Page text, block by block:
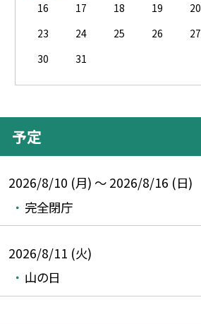
16
17 18 19 20
23
24 25 26 27
30
31
予定
2026/8/10 (月) ～ 2026/8/16 (日)
完全閉庁
2026/8/11 (火)
山の日